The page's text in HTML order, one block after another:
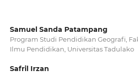
Samuel Sanda Patampang
Program Studi Pendidikan Geografi,
Ilmu Pendidikan, Universitas Tadulako
Safril Irzan